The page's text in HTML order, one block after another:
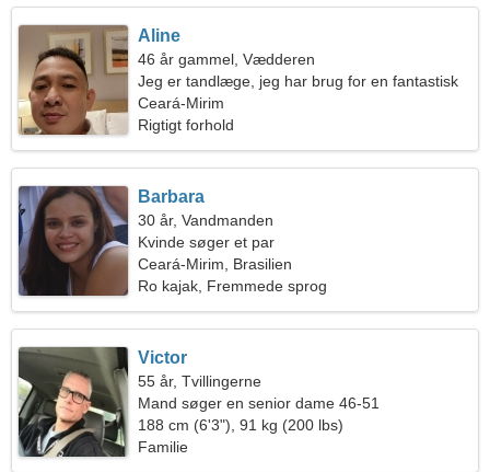
Aline
46 år gammel, Vædderen
Jeg er tandlæge, jeg har brug for en fantastisk
kvinde
Ceará-Mirim
Rigtigt forhold
Barbara
30 år, Vandmanden
Kvinde søger et par
Ceará-Mirim, Brasilien
Ro kajak, Fremmede sprog
Victor
55 år, Tvillingerne
Mand søger en senior dame 46-51
188 cm (6'3"), 91 kg (200 lbs)
Familie